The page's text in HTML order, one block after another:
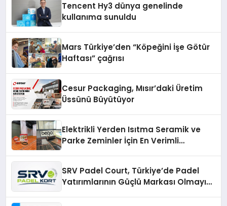
Tencent Hy3 dünya genelinde
kullanıma sunuldu
Mars Türkiye’den “Köpeğini İşe Götür
Haftası” çağrısı
Cesur Packaging, Mısır’daki Üretim
Üssünü Büyütüyor
Elektrikli Yerden Isıtma Seramik ve
Parke Zeminler İçin En Verimli
SRV Padel Court, Türkiye’de Padel
Yatırımlarının Güçlü Markası Olmayı